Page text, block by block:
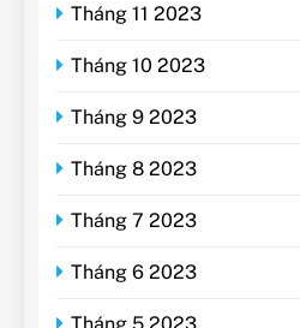
Tháng 11 2023
Tháng 10 2023
Tháng 9 2023
Tháng 8 2023
Tháng 7 2023
Tháng 6 2023